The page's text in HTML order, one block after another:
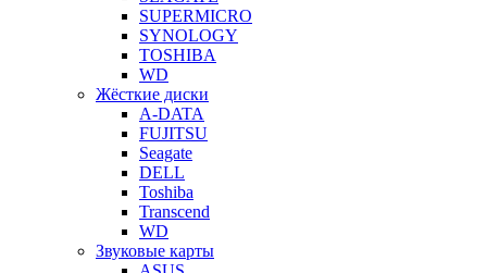
SUPERMICRO
SYNOLOGY
TOSHIBA
WD
Жёсткие диски
A-DATA
FUJITSU
Seagate
DELL
Toshiba
Transcend
WD
Звуковые карты